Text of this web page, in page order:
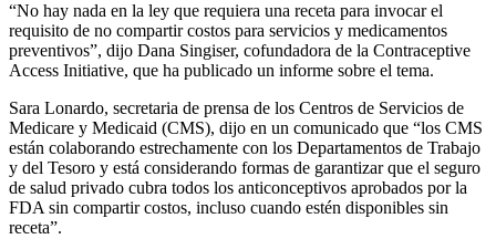
“No hay nada en la ley que requiera una receta para invocar el
requisito de no compartir costos para servicios y medicamentos
preventivos”, dijo Dana Singiser, cofundadora de la Contraceptive
Access Initiative, que ha publicado un informe sobre el tema.
Sara Lonardo, secretaria de prensa de los Centros de Servicios de
Medicare y Medicaid (CMS), dijo en un comunicado que “los CMS
están colaborando estrechamente con los Departamentos de Trabajo
y del Tesoro y está considerando formas de garantizar que el seguro
de salud privado cubra todos los anticonceptivos aprobados por la
FDA sin compartir costos, incluso cuando estén disponibles sin
receta”.